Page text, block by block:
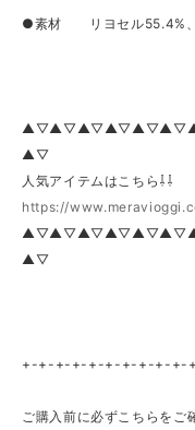
●素材 リヨセル55.4%、
▲▽
人気アイテムはこちら⇩⇩
https://
▲▽
+-+-+-+-+-+-+-+-+-+-
ご購入前に必ずこちらをご